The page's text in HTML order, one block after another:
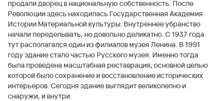
продали дворец в национальную собственность. После
Революции здесь находилась Государственная Академия
Истории Материальной культуры. Внутреннее убранство
начали переделывать, но довольно деликатно. С 1937 года
тут располагался один из филиалов музея Ленина. В 1991
году здание стало частью Русского музея. Именно тогда
была проведена масштабная реставрация, основной целью
которой было сохранение и восстановление исторических
интерьеров. Сегодня здание выглядит великолепно и
снаружи, и внутри.